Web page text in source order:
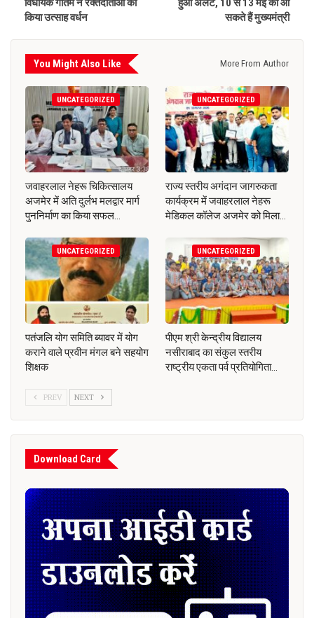
विधायक गौतम ने रक्तदाताओं का
किया उत्साह वर्धन
हुआ अलर्ट, 10 से 13 मई को आ
सकते हैं मुख्यमंत्री
You Might Also Like More From Author
UNCATEGORIZED
जवाहरलाल नेहरू चिकित्सालय
अजमेर में अति दुर्लभ मलद्वार मार्ग
पुननिर्माण का किया सफल…
UNCATEGORIZED
राज्य स्तरीय अगंदान जागरुकता
कार्यक्रम में जवाहरलाल नेहरू
मेडिकल कॉलेज अजमेर को मिला…
UNCATEGORIZED
पतंजलि योग समिति ब्यावर में योग
कराने वाले प्रवीन मंगल बने सहयोग
शिक्षक
UNCATEGORIZED
पीएम श्री केन्द्रीय विद्यालय
नसीराबाद का संकुल स्तरीय
राष्ट्रीय एकता पर्व प्रतियोगिता…
PREV NEXT
Download Card